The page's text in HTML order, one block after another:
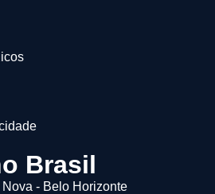
Brasil
- Belo Horizonte